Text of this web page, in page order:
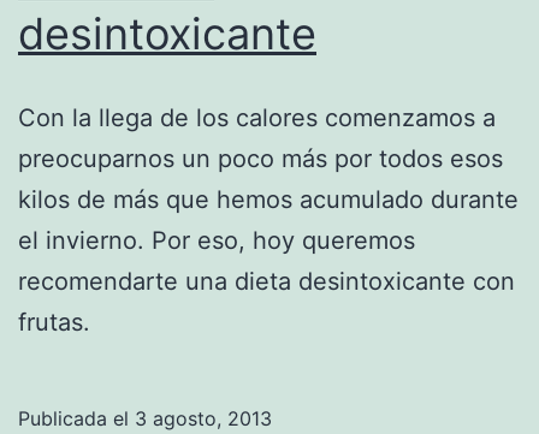
desintoxicante
Con la llega de los calores comenzamos a
preocuparnos un poco más por todos esos
kilos de más que hemos acumulado durante
el invierno. Por eso, hoy queremos
recomendarte una dieta desintoxicante con
frutas.
Publicada el 3 agosto, 2013